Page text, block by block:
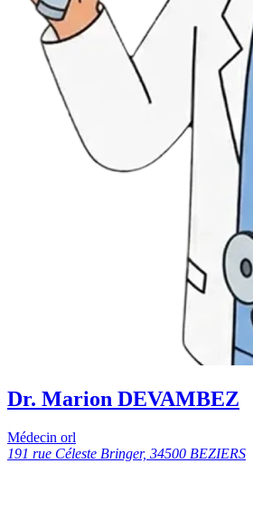
Dr. Marion DEVAMBEZ
Médecin orl
191 rue Céleste Bringer, 34500 BEZIERS